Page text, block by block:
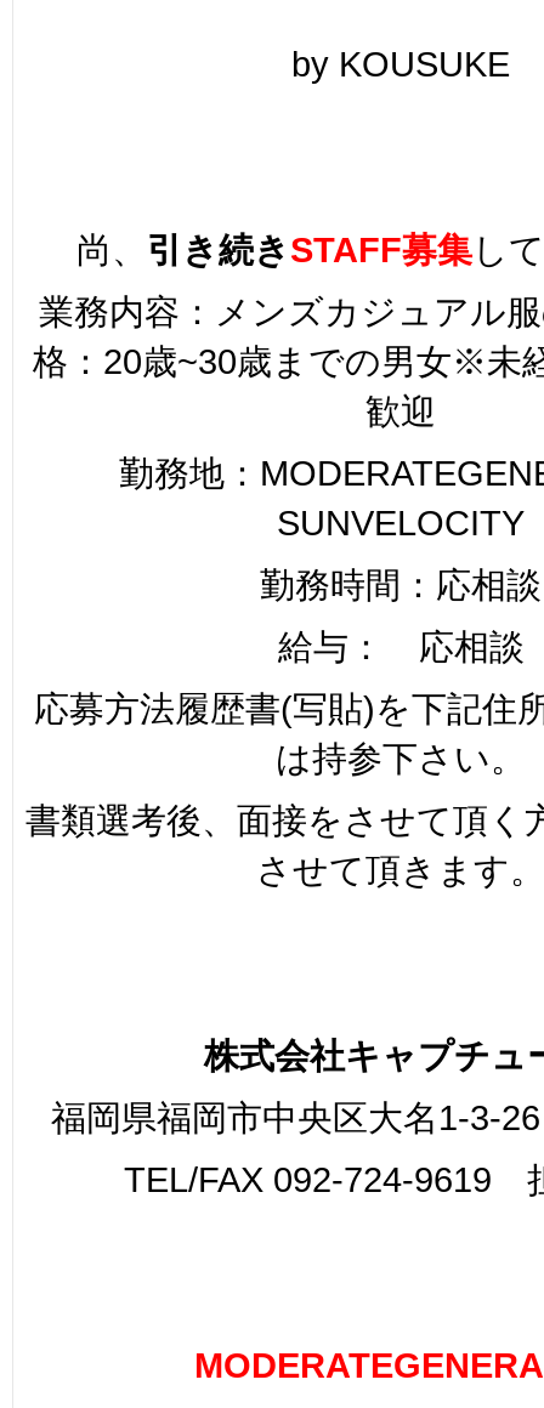
by KOUSUKE
尚、 引き続きSTAFF募集し
業務内容：メンズカジュアル
格：20歳~30歳までの男女※未
歓迎
勤務地：
SUNVELOCITY
勤務時間：応相談
給与： 応相談
応募方法履歴書(写貼)を下記住
は持参下さい。
書類選考後、面接をさせて頂く
させて頂きます。
株式会社キャプチュ
福岡県福岡市中央区大名1-3-
TEL/FAX 092-724-9619